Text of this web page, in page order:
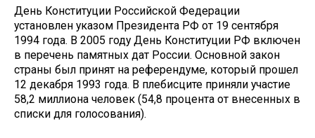
День Конституции Российской Федерации
установлен указом Президента РФ от 19 сентября
1994 года. В 2005 году День Конституции РФ включен
в перечень памятных дат России. Основной закон
страны был принят на референдуме, который прошел
12 декабря 1993 года. В плебисците приняли участие
58,2 миллиона человек (54,8 процента от внесенных в
списки для голосования).